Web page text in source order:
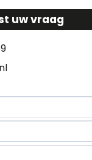
uw vraag